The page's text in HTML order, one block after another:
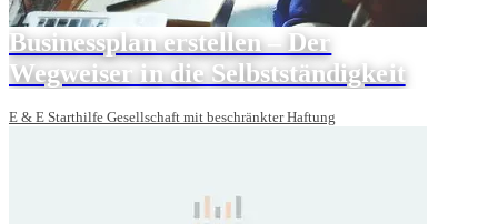
Businessplan erstellen – Der
Wegweiser in die Selbstständigkeit
E & E Starthilfe Gesellschaft mit beschränkter Haftung